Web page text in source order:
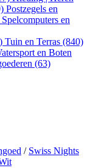
Postzegels en
Spelcomputers en
Tuin en Terras (840)
en Boten
(63)
/ Swiss Nights